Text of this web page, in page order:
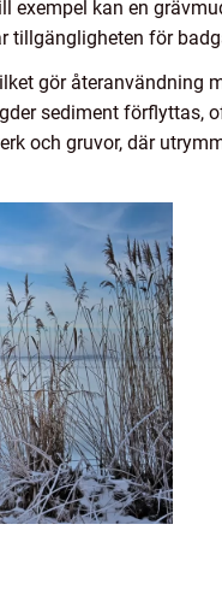
kan en
tillgängligheten för
gör återanvändning
sediment förflyttas,
och gruvor, där